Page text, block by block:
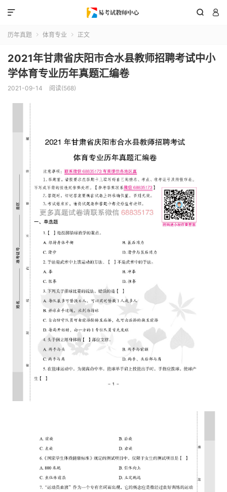
 

历年真题  体育专业  正文
2021年甘肃省庆阳市合水县教师招聘考试中小
学体育专业历年真题汇编卷
2021-09-14 阅读(568)